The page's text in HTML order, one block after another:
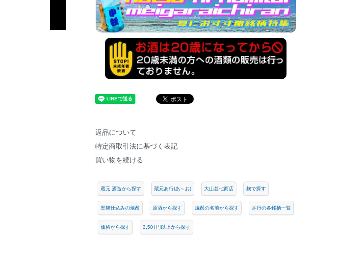
返品について
特定商取引法に基づく表記
買い物を続ける
蔵元 酒造から探す 蔵元あ行(あ～お) 大山甚七商店 麹で探す
黒麹仕込みの焼酎 原酒から探す 焼酎の名前から探す さ行の各銘柄一覧
価格から探す 3,501円以上から探す